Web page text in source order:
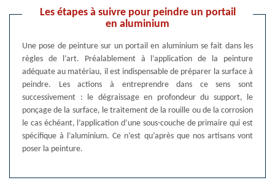
Les étapes à suivre pour peindre un portail
en aluminium
Une pose de peinture sur un portail en aluminium se fait dans les
règles de l’art. Préalablement à l’application de la peinture
adéquate au matériau, il est indispensable de préparer la surface à
peindre. Les actions à entreprendre dans ce sens sont
successivement : le dégraissage en profondeur du support, le
ponçage de la surface, le traitement de la rouille ou de la corrosion
le cas échéant, l’application d’une sous-couche de primaire qui est
spécifique à l’aluminium. Ce n’est qu’après que nos artisans vont
poser la peinture.